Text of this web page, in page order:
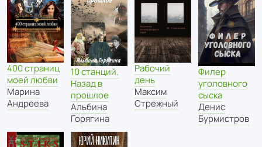
400 страниц
моей любви
Марина
Андреева
10 станций.
Назад в
прошлое
Альбина
Горягина
Рабочий
день
Максим
Стрежный
Филер
уголовного
сыска
Денис
Бурмистров